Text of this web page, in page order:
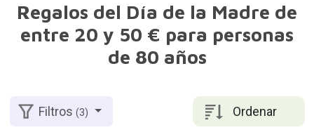
Regalos del Día de la Madre de
entre 20 y 50 € para personas
de 80 años
Ordenar
Filtros(3)